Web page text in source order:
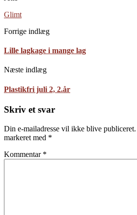
Glimt
Forrige indlæg
Lille lagkage i mange lag
Næste indlæg
Plastikfri juli 2, 2.år
Skriv et svar
Din e-mailadresse vil ikke blive publiceret.
markeret med *
Kommentar *